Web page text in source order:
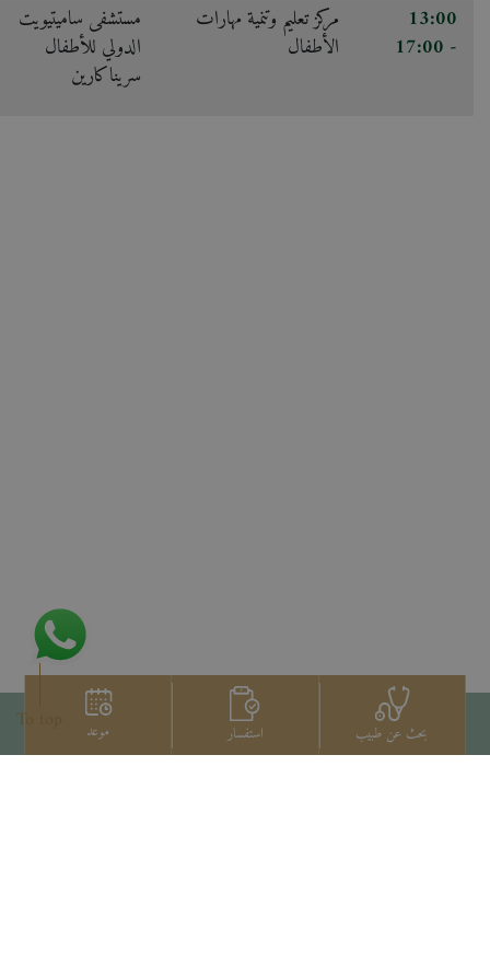
13:00
- 17:00
مركز تعليم وتنمية مهارات
الأطفال
مستشفى ساميتيويت
الدولي للأطفال
سريناكارين
بحث عن طبيب استفسار موعد To top